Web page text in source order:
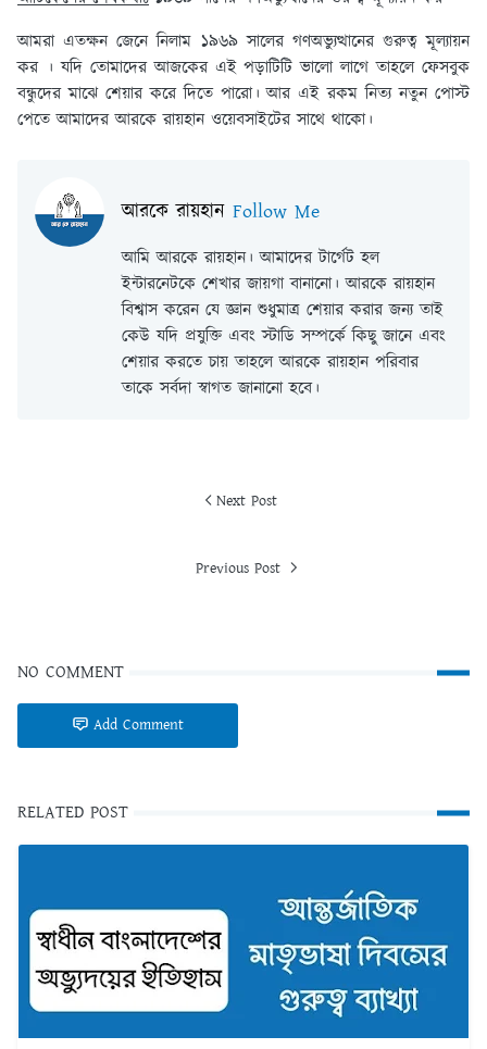
আমরা এতক্ষন জেনে নিলাম ১৯৬৯ সালের গণঅভ্যুত্থানের গুরুত্ব মূল্যায়ন
কর । যদি তোমাদের আজকের এই পড়াটিটি ভালো লাগে তাহলে ফেসবুক
বন্ধুদের মাঝে শেয়ার করে দিতে পারো। আর এই রকম নিত্য নতুন পোস্ট
পেতে আমাদের আরকে রায়হান ওয়েবসাইটের সাথে থাকো।
আরকে রায়হান Follow Me
আমি আরকে রায়হান। আমাদের টার্গেট হল
ইন্টারনেটকে শেখার জায়গা বানানো। আরকে রায়হান
বিশ্বাস করেন যে জ্ঞান শুধুমাত্র শেয়ার করার জন্য তাই
কেউ যদি প্রযুক্তি এবং স্টাডি সম্পর্কে কিছু জানে এবং
শেয়ার করতে চায় তাহলে আরকে রায়হান পরিবার
তাকে সর্বদা স্বাগত জানানো হবে।
Next Post
Previous Post
NO COMMENT
Add Comment
RELATED POST